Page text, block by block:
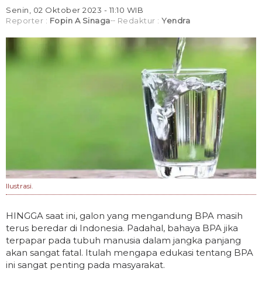
Senin, 02 Oktober 2023 - 11:10 WIB
Reporter : Fopin A Sinaga Redaktur : Yendra
Ilustrasi.
HINGGA saat ini, galon yang mengandung BPA masih
terus beredar di Indonesia. Padahal, bahaya BPA jika
terpapar pada tubuh manusia dalam jangka panjang
akan sangat fatal. Itulah mengapa edukasi tentang BPA
ini sangat penting pada masyarakat.